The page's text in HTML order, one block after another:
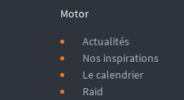
Motor
Actualités
Nos inspirations
Le calendrier
Raid